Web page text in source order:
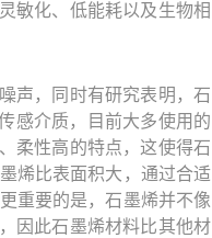
敏化、低能耗以及生物相
声，同时有研究表明，石
感介质，目前大多使用的
柔性高的特点，这使得石
烯比表面积大，通过合适
重要的是，石墨烯并不像
因此石墨烯材料比其他材